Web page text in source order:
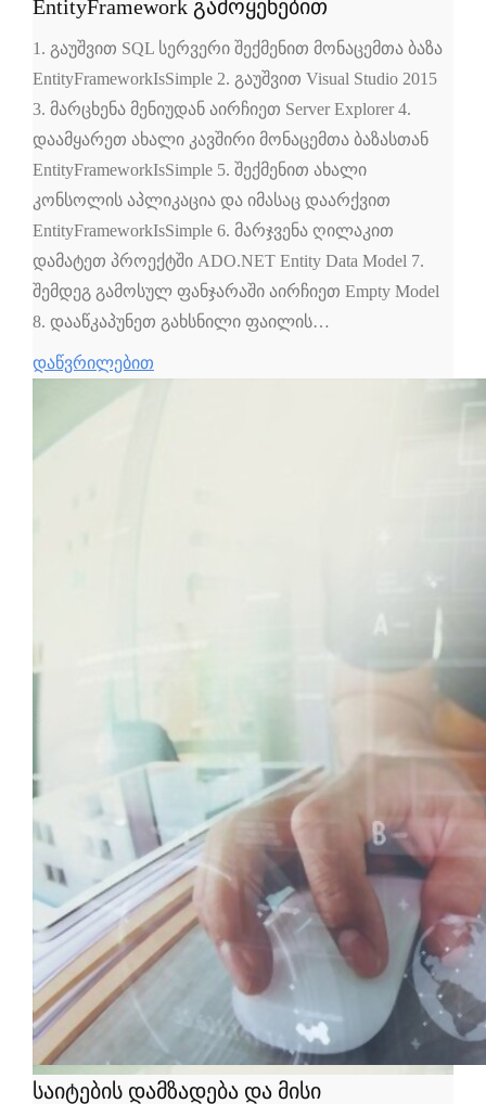
EntityFramework გამოყენებით
1. გაუშვით SQL სერვერი შექმენით მონაცემთა ბაზა
EntityFrameworkIsSimple 2. გაუშვით Visual Studio 2015
3. მარცხენა მენიუდან აირჩიეთ Server Explorer 4.
დაამყარეთ ახალი კავშირი მონაცემთა ბაზასთან
EntityFrameworkIsSimple 5. შექმენით ახალი
კონსოლის აპლიკაცია და იმასაც დაარქვით
EntityFrameworkIsSimple 6. მარჯვენა ღილაკით
დამატეთ პროექტში ADO.NET Entity Data Model 7.
შემდეგ გამოსულ ფანჯარაში აირჩიეთ Empty Model
8. დააწკაპუნეთ გახსნილი ფაილის…
დაწვრილებით
საიტების დამზადება და მისი